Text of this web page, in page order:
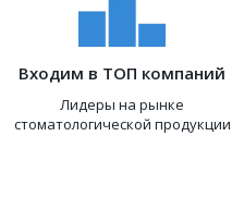
Входим в ТОП компаний
Лидеры на рынке
стоматологической продукции